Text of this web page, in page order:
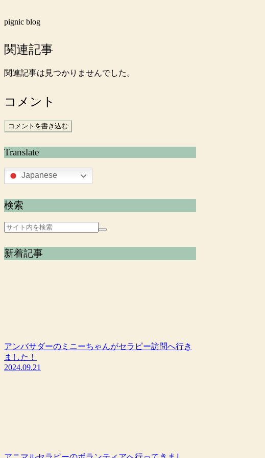
pignic blog
関連記事
関連記事は見つかりませんでした。
コメント
コメントを書き込む
Translate
Japanese
検索
新着記事
アンバサダーのミニーちゃんがセラピー訪問へ行き
ました！
2024.09.21